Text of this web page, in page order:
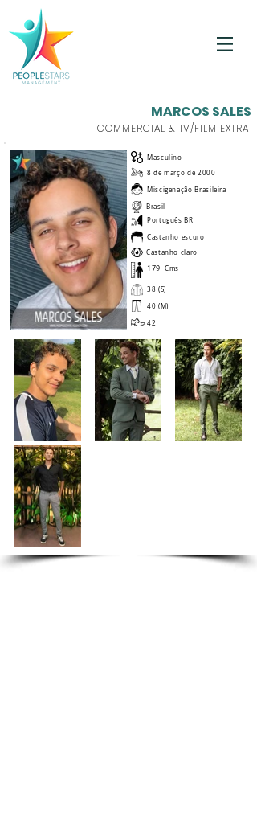
MARCOS SALES
COMMERCIAL & TV/FILM EXTRA
Masculino
8 de março de 2000
Miscigenação Brasileira
Brasil
Português BR
Castanho escuro
Castanho claro
179 Cms
38 (S)
40 (M)
42